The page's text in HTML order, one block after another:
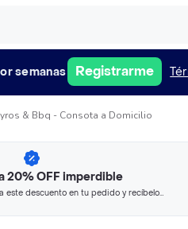
semanas Registrarme
& Bbq - Consota a Domicilio
20% OFF imperdible
este descuento en tu pedido y recíbelo